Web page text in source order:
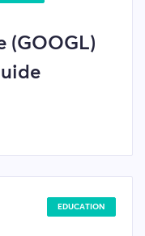
(GOOGL)
EDUCATION